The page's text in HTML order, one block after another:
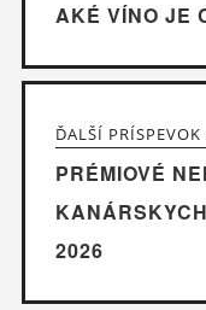
AKÉ VÍNO JE
ĎALŠÍ PRÍSPEVOK
PRÉMIOVÉ
2026